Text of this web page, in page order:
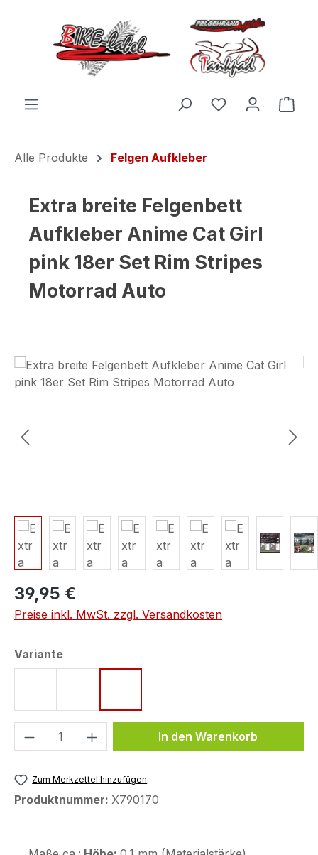
Zum Hauptinhalt springen
Du hast 0
Alle Produkte Felgen Aufkleber
Extra breite Felgenbett
Aufkleber Anime Cat Girl
pink 18er Set Rim Stripes
Motorrad Auto
Bildergalerie überspringen
39,95 €
Preise inkl. MwSt. zzgl. Versandkosten
Varianteauswählen
Produkt Anzahl: Gib denIn den Warenkorb
Zum Merkzettel hinzufügen
Produktnummer: X790170